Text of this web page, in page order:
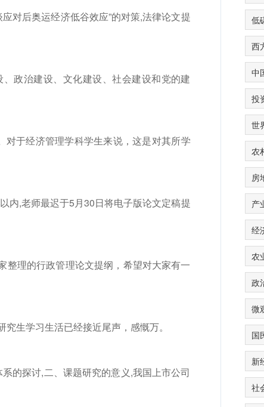
对后奥运经济低谷效应”的对策,法律论文提
政治建设、文化建设、社会建设和党的建
于经济管理学科学生来说，这是对其所学
内,老师最迟于5月30日将电子版论文定稿提
整理的行政管理论文提纲，希望对大家有一
生学习生活已经接近尾声，感慨万。
的探讨,二、课题研究的意义,我国上市公司
低
西
中
投
世
农
房
产
经
农
政
微
国
新
社